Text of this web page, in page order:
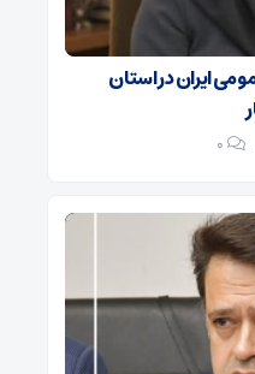
ایران در استان
۰